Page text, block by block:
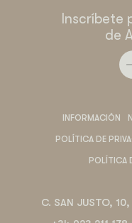
Inscríbete
de
INFORMACIÓN
POLÍTICA DE
POLÍTICA
C. SAN JUSTO,